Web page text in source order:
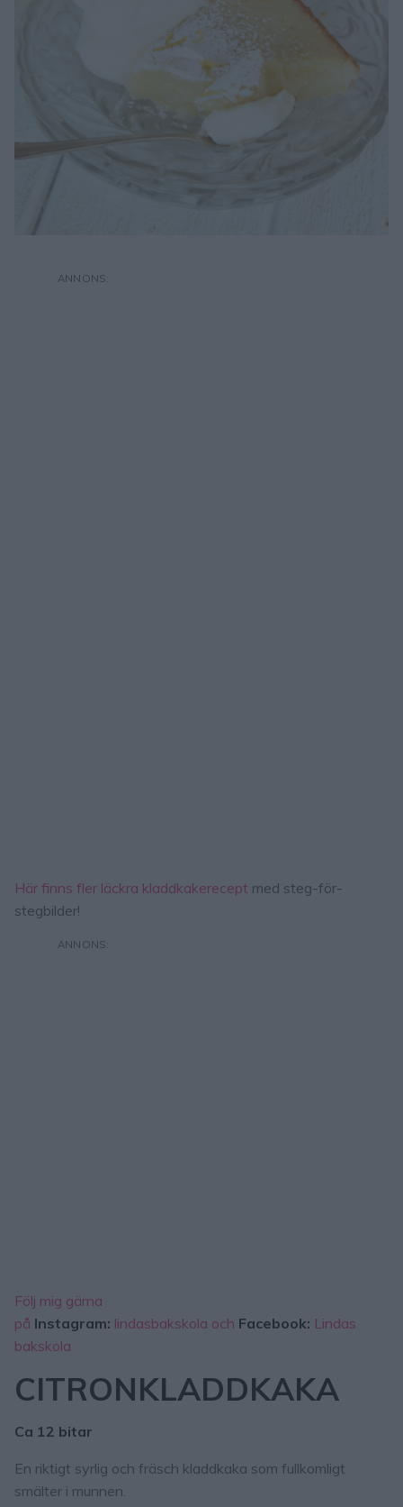
Här finns fler läckra kladdkakerecept med steg-för-
stegbilder!
Följ mig gärna
på Instagram: lindasbakskola och Facebook: Lindas
bakskola
CITRONKLADDKAKA
Ca 12 bitar
En riktigt syrlig och fräsch kladdkaka som fullkomligt
smälter i munnen.